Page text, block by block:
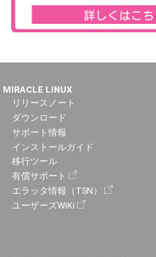
MIRACLE LINUX
リリースノート
ダウンロード
サポート情報
インストールガイド
移行ツール
有償サポート
エラッタ情報（TSN）
ユーザーズWiKi